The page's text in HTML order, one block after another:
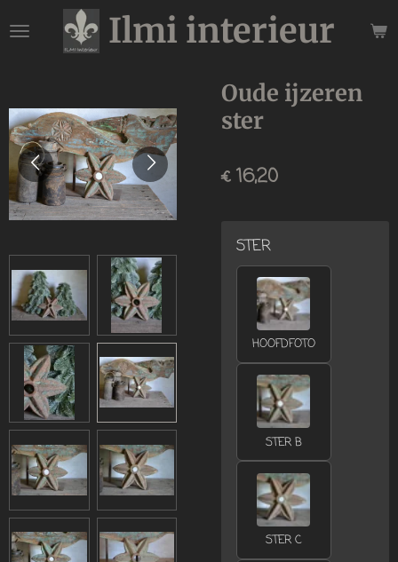
direct
hoofdinhoud
Ilmi interieur
Oude ijzeren
ster
€ 16,20
STER
HOOFDFOTO
STER B
STER C